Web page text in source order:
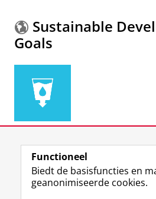
Sustainable
Goals
Meer informatie over de
Goals.Functioneel
Biedt de basisfuncties en
geanonimiseerde cookies.